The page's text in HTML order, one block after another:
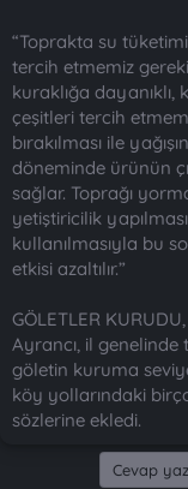
“Toprakta su
tercih etmemiz
kuraklığa
çeşitleri tercih
bırakılması ile
döneminde ürünün
sağlar. Toprağı
yetiştiricilik
kullanılmasıyla bu
etkisi azaltılır.”
GÖLETLER
Ayrancı, il genelinde
göletin kuruma
köy yollarındaki
sözlerine ekledi.
Cevap